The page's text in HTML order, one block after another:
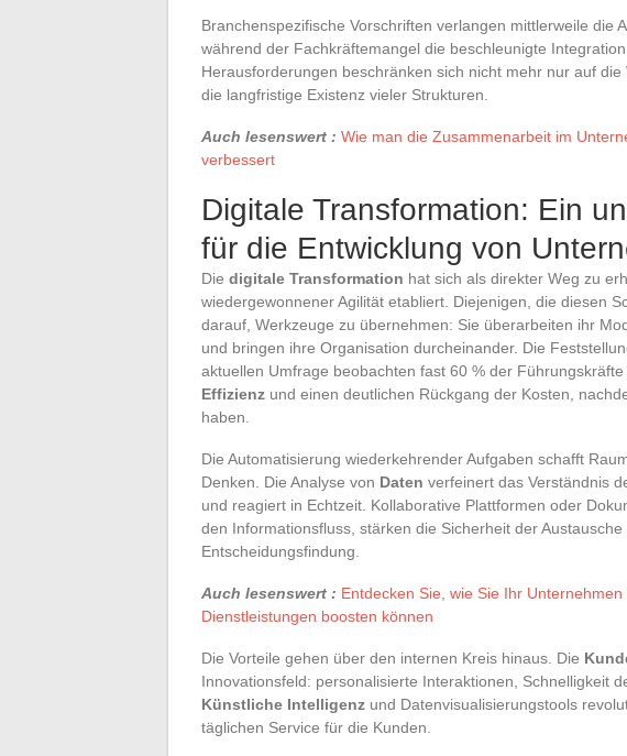
Branchenspezifische Vorschriften verlangen mittlerweile die
während der Fachkräftemangel die beschleunigte
Herausforderungen beschränken sich nicht mehr nur auf
die langfristige Existenz vieler Strukturen.
Auch lesenswert : Wie man die Zusammenarbeit im
verbessert
Digitale Transformation: Ein
für die Entwicklung von
Die digitale Transformation hat sich als direkter Weg zu
wiedergewonnener Agilität etabliert. Diejenigen, die diesen
darauf, Werkzeuge zu übernehmen: Sie überarbeiten ihr
und bringen ihre Organisation durcheinander. Die
aktuellen Umfrage beobachten fast 60 % der Führungskräfte
Effizienz und einen deutlichen Rückgang der Kosten,
haben.
Die Automatisierung wiederkehrender Aufgaben schafft
Denken. Die Analyse von Daten verfeinert das Verständnis
und reagiert in Echtzeit. Kollaborative Plattformen oder
den Informationsfluss, stärken die Sicherheit der
Entscheidungsfindung.
Auch lesenswert : Entdecken Sie, wie Sie Ihr
Dienstleistungen boosten können
Die Vorteile gehen über den internen Kreis hinaus. Die
Innovationsfeld: personalisierte Interaktionen, Schnelligkeit
Künstliche Intelligenz und Datenvisualisierungstools
täglichen Service für die Kunden.